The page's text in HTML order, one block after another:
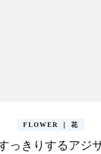
FLOWER ｜ 花
っきりするアジ